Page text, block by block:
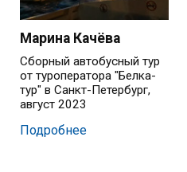
Марина Качёва
Сборный автобусный тур
от туроператора "Белка-
тур" в Санкт-Петербург,
август 2023
Подробнее